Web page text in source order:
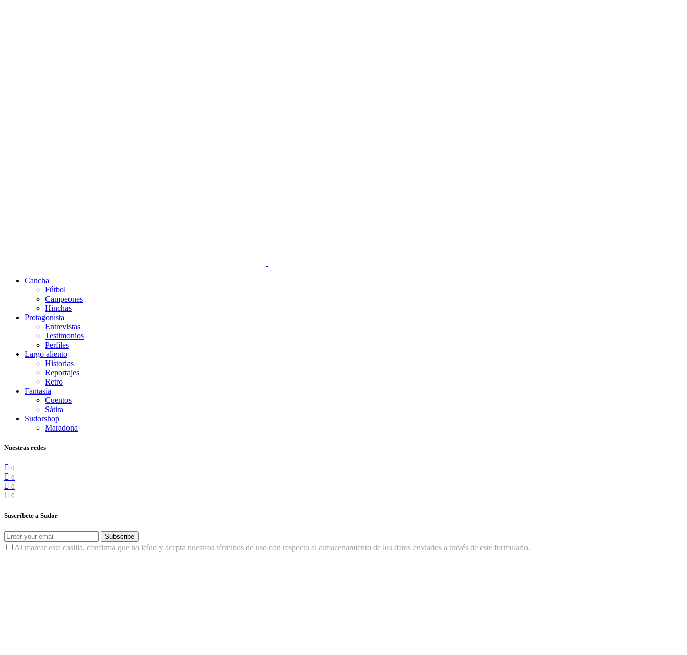
Cancha
Fútbol
Campeones
Hinchas
Protagonista
Entrevistas
Testimonios
Perfiles
Largo aliento
Historias
Reportajes
Retro
Fantasía
Cuentos
Sátira
Sudorshop
Maradona
Nuestras redes
0
0
0
0
Suscríbete a Sudor
Subscribe
Al marcar esta casilla, confirma que ha leído y acepta nuestros términos de uso con respecto al almacenamiento de los datos enviados a través de este formulario.